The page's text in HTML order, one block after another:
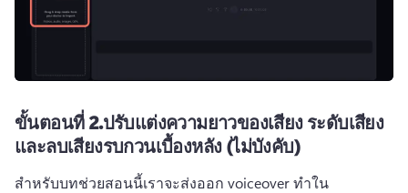
ขั้นตอนที่ 2.ปรับแต่งความยาวของเสียง ระดับเสียง
และลบเสียงรบกวนเบื้องหลัง (ไม่บังคับ)
สําหรับบทช่วยสอนนี้เราจะส่งออก voiceover ทําใน